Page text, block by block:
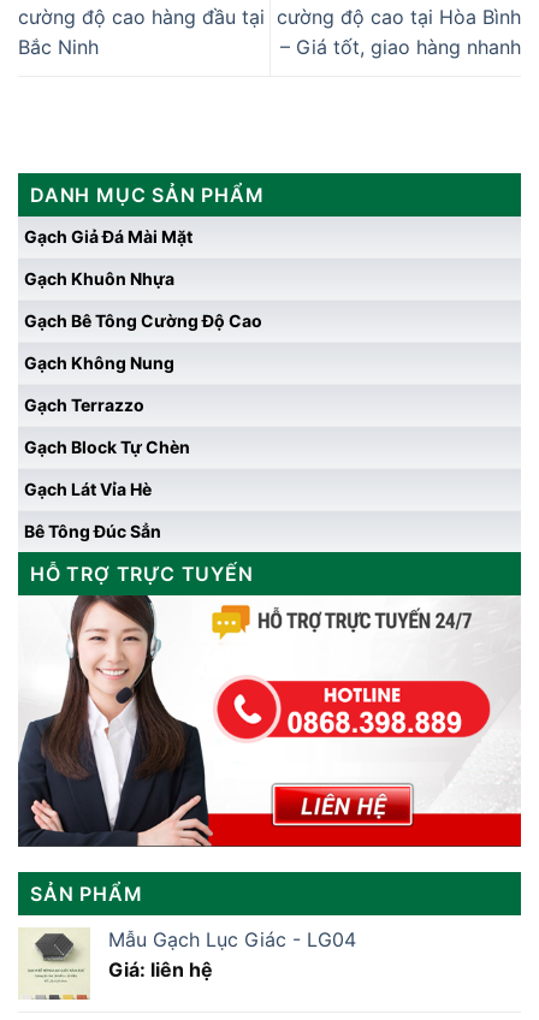
cường độ cao hàng đầu tại
Bắc Ninh
cường độ cao tại Hòa Bình
– Giá tốt, giao hàng nhanh
DANH MỤC SẢN PHẨM
Gạch Giả Đá Mài Mặt
Gạch Khuôn Nhựa
Gạch Bê Tông Cường Độ Cao
Gạch Không Nung
Gạch Terrazzo
Gạch Block Tự Chèn
Gạch Lát Vỉa Hè
Bê Tông Đúc Sẳn
HỖ TRỢ TRỰC TUYẾN
SẢN PHẨM
Mẫu Gạch Lục Giác - LG04
Giá: liên hệ